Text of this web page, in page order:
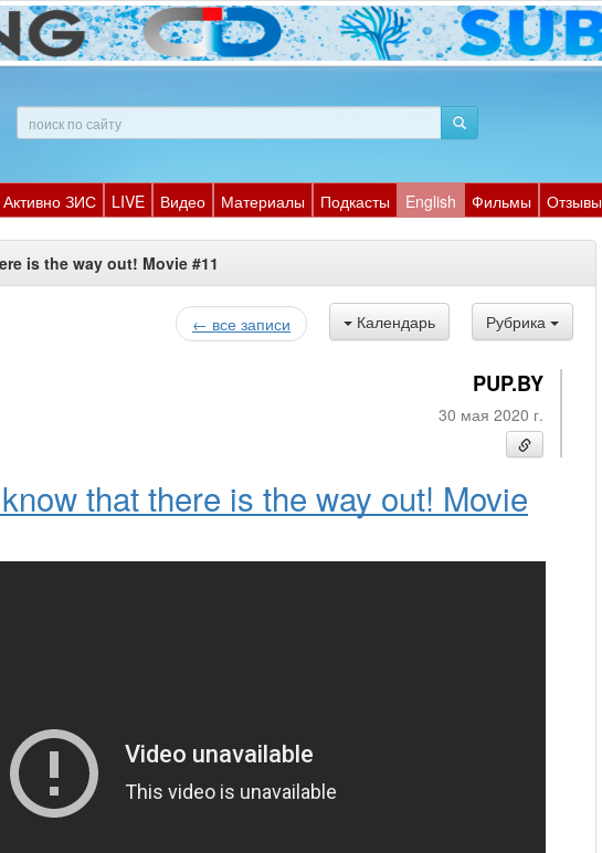
Активно ЗИС LIVE Видео Материалы Подкасты English Фильмы Отзывы
is the way out! Movie #11
Рубрика
Календарь
← все записи
PUP.BY
30 мая 2020 г.
that there is the way out! Movie